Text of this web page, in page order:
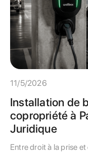
11/5/2026
Installation de
copropriété à
Juridique
Entre droit à la prise